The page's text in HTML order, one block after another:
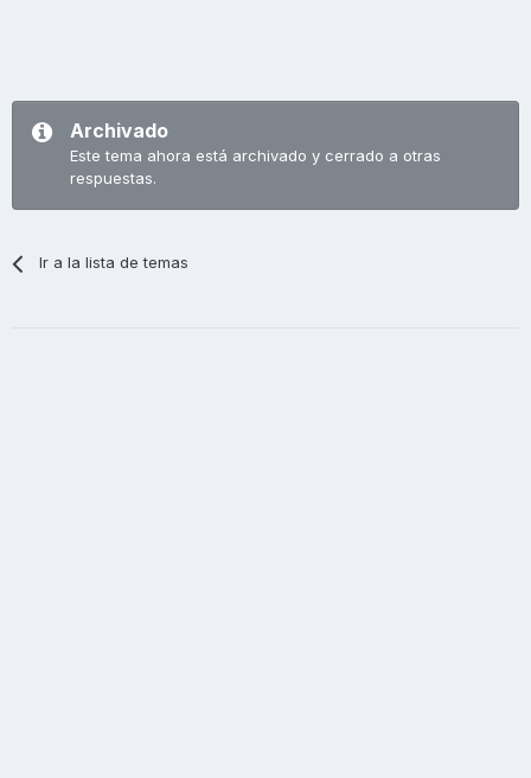
Archivado
Este tema ahora está archivado y cerrado a otras
respuestas.
Ir a la lista de temas